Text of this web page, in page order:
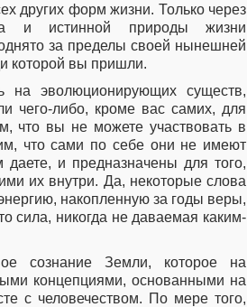
других форм жизни. Только через
и истинной природы жизни
за пределы своей нынешней
которой вы пришли.
на эволюционирующих существ,
чего-либо, кроме вас самих, для
что вы не можете участвовать в
что сами по себе они не имеют
и предназначены для того,
их внутри. Да, некоторые слова
накопленную за годы веры,
сила, никогда не даваемая каким-
сознание Земли, которое на
концепциями, основанными на
с человечеством. По мере того,